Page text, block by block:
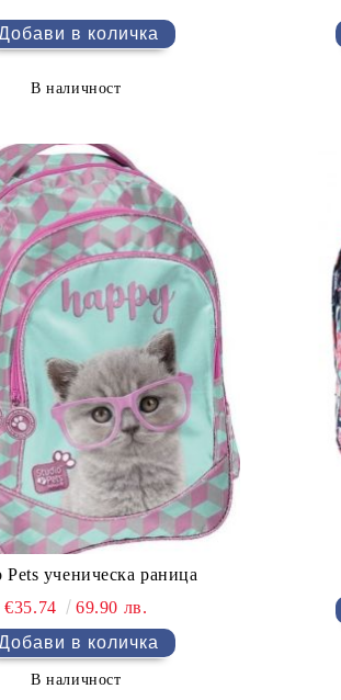
В наличност
Pets ученическа раница
€35.74
69.90 лв.
В наличност